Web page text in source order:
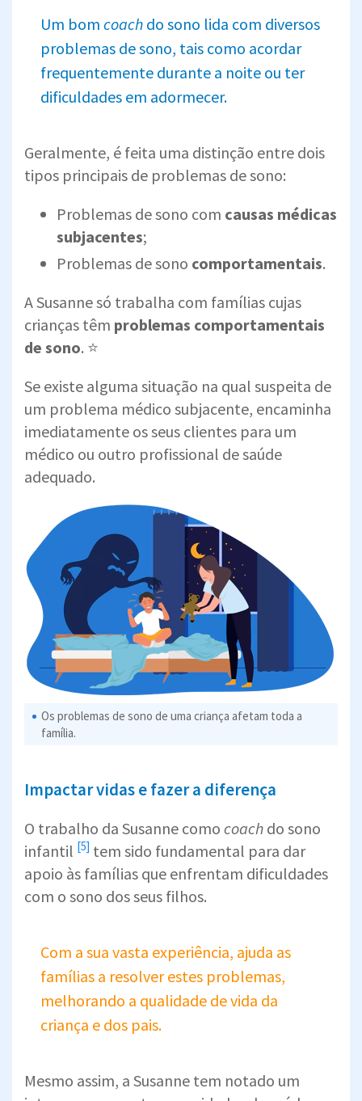
Um bom coach do sono lida com diversos
problemas de sono, tais como acordar
frequentemente durante a noite ou ter
dificuldades em adormecer.
Geralmente, é feita uma distinção entre dois
tipos principais de problemas de sono:
Problemas de sono com causas médicas
subjacentes;
Problemas de sono comportamentais.
A Susanne só trabalha com famílias cujas
crianças têm problemas comportamentais
de sono. ⭐️
Se existe alguma situação na qual suspeita de
um problema médico subjacente, encaminha
imediatamente os seus clientes para um
médico ou outro profissional de saúde
adequado.
Os problemas de sono de uma criança afetam toda a
família.
Impactar vidas e fazer a diferença
O trabalho da Susanne como coach do sono
infantil [5] tem sido fundamental para dar
apoio às famílias que enfrentam dificuldades
com o sono dos seus filhos.
Com a sua vasta experiência, ajuda as
famílias a resolver estes problemas,
melhorando a qualidade de vida da
criança e dos pais.
Mesmo assim, a Susanne tem notado um